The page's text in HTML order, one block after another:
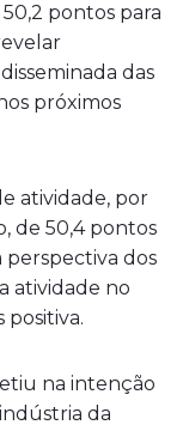
pontos para
das
próximos
atividade, por
de 50,4 pontos
perspectiva dos
atividade no
positiva.
na intenção
da